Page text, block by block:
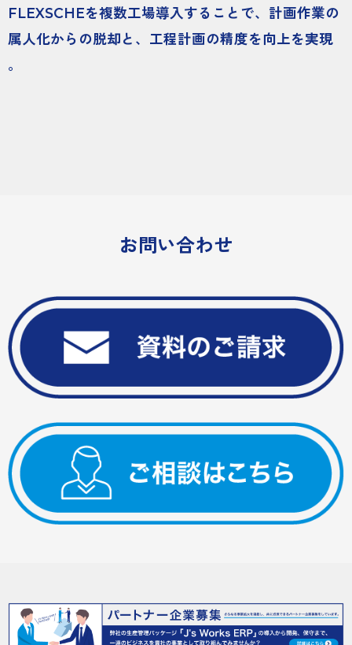
J's Works Solutionとは？
J’s Works ERP
FLEXSCHE
FLEXSCHEを複数工場導入することで、計画作業の
属人化からの脱却と、工程計画の精度を向上を実現
。
お問い合わせ